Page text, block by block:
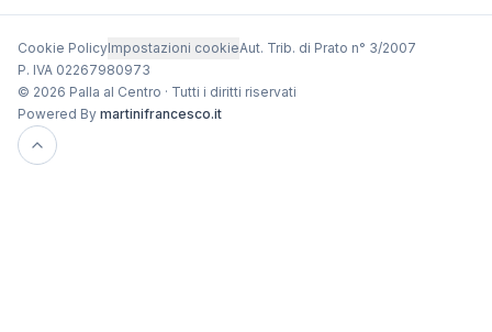
Cookie PolicyImpostazioni cookieAut. Trib. di Prato n° 3/2007
P. IVA 02267980973
© 2026 Palla al Centro · Tutti i diritti riservati
Powered By martinifrancesco.it